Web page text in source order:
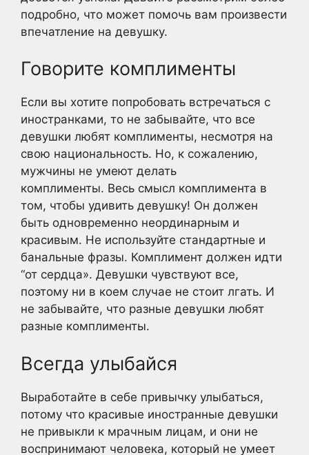
подробно, что может помочь вам произвести
впечатление на девушку.
Говорите комплименты
Если вы хотите попробовать встречаться с
иностранками, то не забывайте, что все
девушки любят комплименты, несмотря на
свою национальность. Но, к сожалению,
мужчины не умеют делать
комплименты. Весь смысл комплимента в
том, чтобы удивить девушку! Он должен
быть одновременно неординарным и
красивым. Не используйте стандартные и
банальные фразы. Комплимент должен идти
“от сердца». Девушки чувствуют все,
поэтому ни в коем случае не стоит лгать. И
не забывайте, что разные девушки любят
разные комплименты.
Всегда улыбайся
Выработайте в себе привычку улыбаться,
потому что красивые иностранные девушки
не привыкли к мрачным лицам, и они не
воспринимают человека, который не умеет